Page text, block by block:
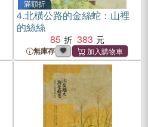
滿額折
4.北橫公路的金絲蛇：山裡
的絲絲
85
383
無庫存